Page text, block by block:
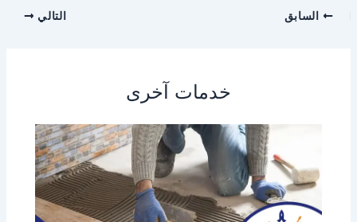
السابق التالي
خدمات آخرى